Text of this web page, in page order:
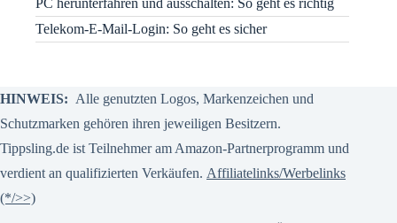
Telekom-E-Mail-Login: So geht es sicher
HINWEIS: Alle genutzten Logos, Markenzeichen und
Schutzmarken gehören ihren jeweiligen Besitzern.
Tippsling.de ist Teilnehmer am Amazon-Partnerprogramm und
verdient an qualifizierten Verkäufen. Affiliatelinks/Werbelinks
(*/>>)